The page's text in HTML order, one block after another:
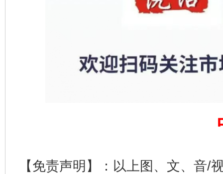
【免责声明】：以上图、文、音/